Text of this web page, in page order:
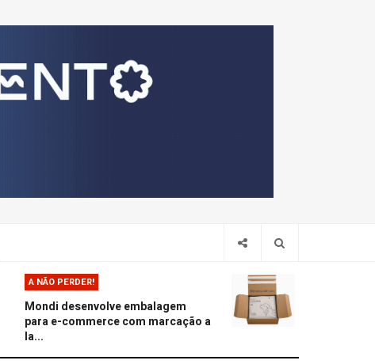
A NÃO PERDER!
Mondi desenvolve embalagem
para e-commerce com marcação a
la...